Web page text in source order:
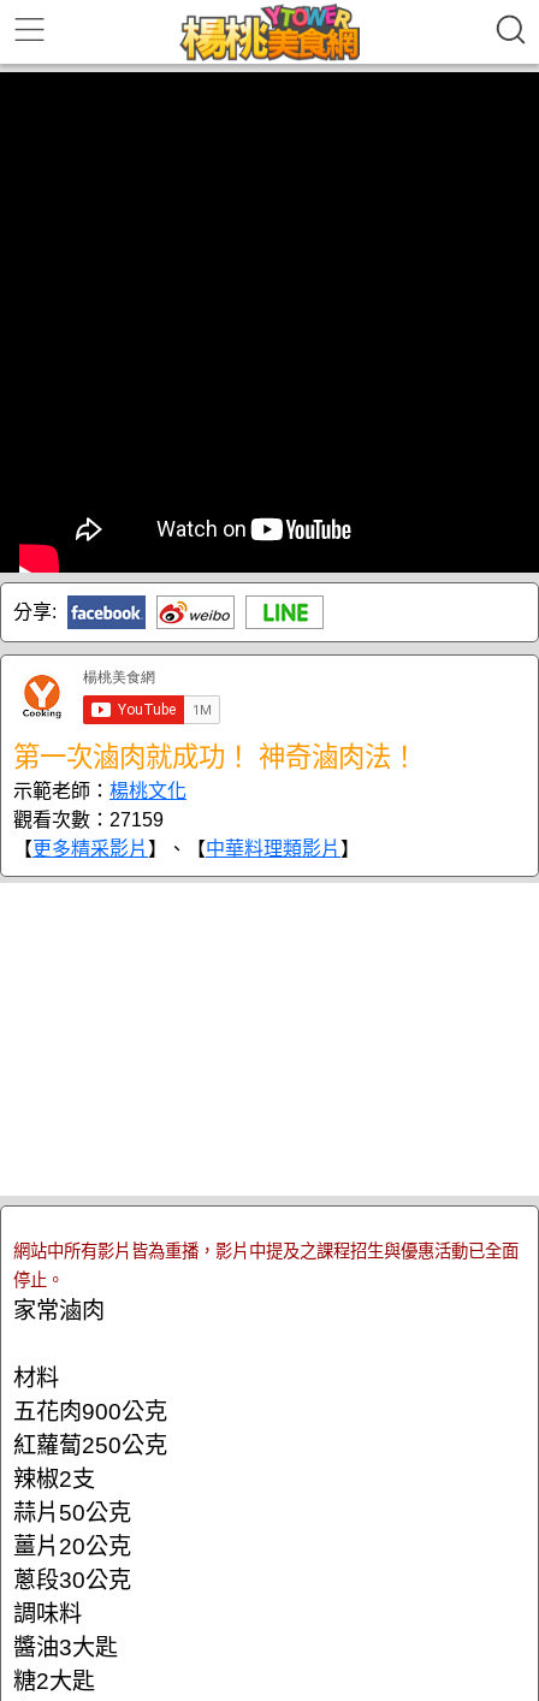
分享:
第一次滷肉就成功！ 神奇滷肉法！
示範老師： 楊桃文化
觀看次數：27159
【更多精采影片 】、【中華料理類影片 】
網站中所有影片皆為重播，影片中提及之課程招生與優惠活動已全面
停止。
家常滷肉
材料
五花肉900公克
紅蘿蔔250公克
辣椒2支
蒜片50公克
薑片20公克
蔥段30公克
調味料
醬油3大匙
糖2大匙